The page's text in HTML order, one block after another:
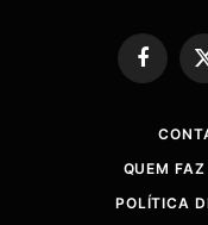
QUEM
POLÍTICA